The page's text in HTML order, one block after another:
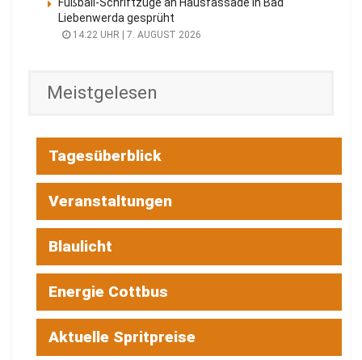
Liebenwerda gesprüht
14:22 UHR | 7. AUGUST 2026
Meistgelesen
Tagesüberblick
Veranstaltungen
Blaulicht
Energie Cottbus
Aktuelle Spritpreise